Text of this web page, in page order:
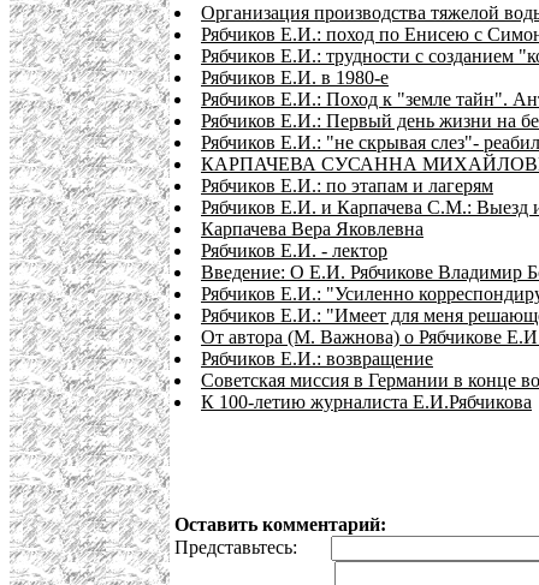
Организация производства тяжелой
Рябчиков Е.И.: поход по Енисею с
Рябчиков Е.И.: трудности с созданием
Рябчиков Е.И. в 1980-е
Рябчиков Е.И.: Поход к "земле тайн".
Рябчиков Е.И.: Первый день жизни на
Рябчиков Е.И.: "не скрывая слез"-
КАРПАЧЕВА СУСАННА
Рябчиков Е.И.: по этапам и лагерям
Рябчиков Е.И. и Карпачева С.М.: Выезд
Карпачева Вера Яковлевна
Рябчиков Е.И. - лектор
Введение: О Е.И. Рябчикове Владимир
Рябчиков Е.И.: "Усиленно
Рябчиков Е.И.: "Имеет для меня
От автора (М. Важнова) о Рябчикове
Рябчиков Е.И.: возвращение
Советская миссия в Германии в конце
К 100-летию журналиста Е.И.Рябчикова
Оставить комментарий:
Представьтесь: